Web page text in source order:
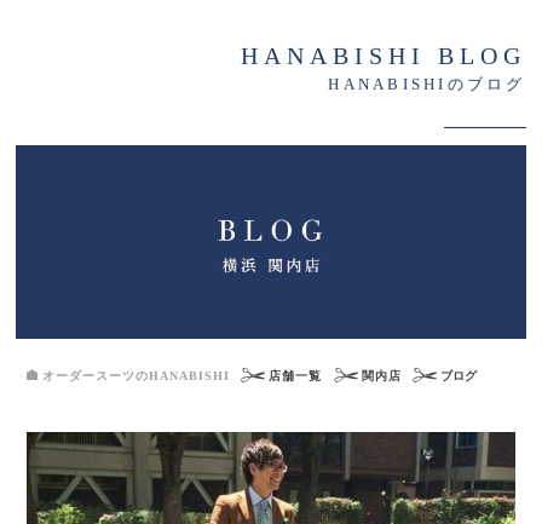
HANABISHI BLOG
HANABISHIのブログ
オーダースーツのHANABISHI 店舗一覧 関内店 ブログ